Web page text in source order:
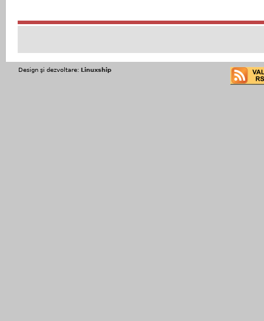
Design şi dezvoltare: Linuxship